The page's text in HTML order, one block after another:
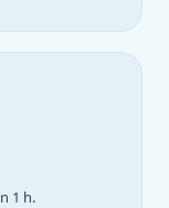
1 h.